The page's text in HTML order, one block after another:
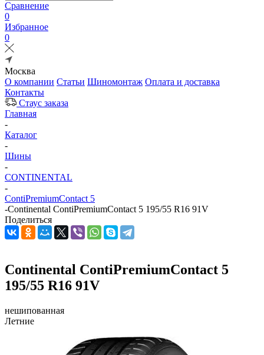
Сравнение
0
Избранное
0
Москва
О компании Статьи Шиномонтаж Оплата и доставка
Контакты
Стаус заказа
Главная
-
Каталог
-
Шины
-
CONTINENTAL
-
ContiPremiumContact 5
-Continental ContiPremiumContact 5 195/55 R16 91V
Поделиться
Continental ContiPremiumContact 5
195/55 R16 91V
нешипованная
Летние